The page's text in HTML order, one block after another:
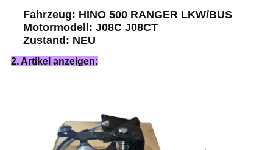
Fahrzeug: HINO 500 RANGER LKW/BUS
Motormodell: J08C J08CT
Zustand: NEU
2. Artikel anzeigen: